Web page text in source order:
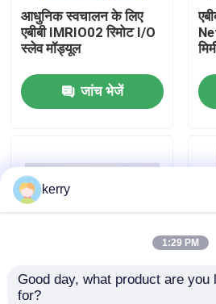
कारखाना भ्रमण
गुणवत्ता नियंत्रण
ब्लॉग
एक उद्धरण का अनुरोध करें
एबीबी 800xa
आधुनिक स्वचालन के लिए
एबीबी IMRIO02 रिमोट I/O
स्लेव मॉड्यूल
जांच भेजें
ABB INNIS01 लूप इंटरफेस
kerry
1:29 PM
Good day, what product are you
for?